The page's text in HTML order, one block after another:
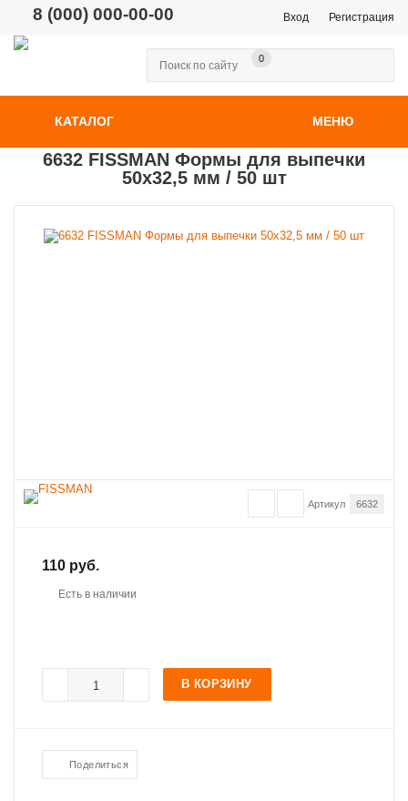
8 (000) 000-00-00 Вход Регистрация
КАТАЛОГ МЕНЮ
0
6632 FISSMAN Формы для выпечки
50x32,5 мм / 50 шт
Артикул 6632
110 руб.
Есть в наличии
В КОРЗИНУ
Поделиться